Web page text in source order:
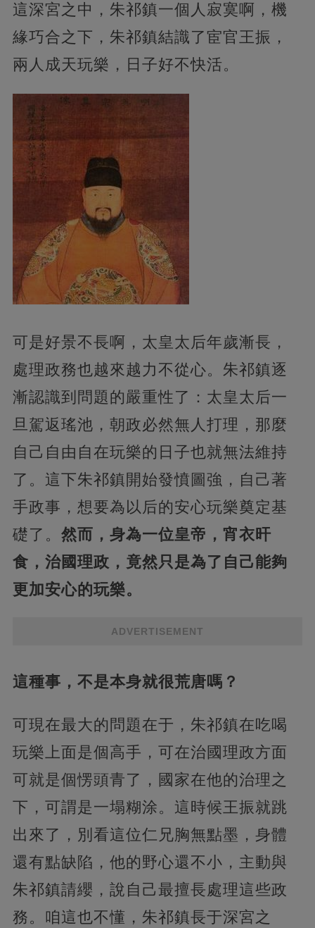
這深宮之中，朱祁鎮一個人寂寞啊，機
緣巧合之下，朱祁鎮結識了宦官王振，
兩人成天玩樂，日子好不快活。
可是好景不長啊，太皇太后年歲漸長，
處理政務也越來越力不從心。朱祁鎮逐
漸認識到問題的嚴重性了：太皇太后一
旦駕返瑤池，朝政必然無人打理，那麼
自己自由自在玩樂的日子也就無法維持
了。這下朱祁鎮開始發憤圖強，自己著
手政事，想要為以后的安心玩樂奠定基
礎了。 然而，身為一位皇帝，宵衣旰
食，治國理政，竟然只是為了自己能夠
更加安心的玩樂。
ADVERTISEMENT
這種事，不是本身就很荒唐嗎？
可現在最大的問題在于，朱祁鎮在吃喝
玩樂上面是個高手，可在治國理政方面
可就是個愣頭青了，國家在他的治理之
下，可謂是一塌糊涂。這時候王振就跳
出來了，別看這位仁兄胸無點墨，身體
還有點缺陷，他的野心還不小，主動與
朱祁鎮請纓，說自己最擅長處理這些政
務。咱這也不懂，朱祁鎮長于深宮之